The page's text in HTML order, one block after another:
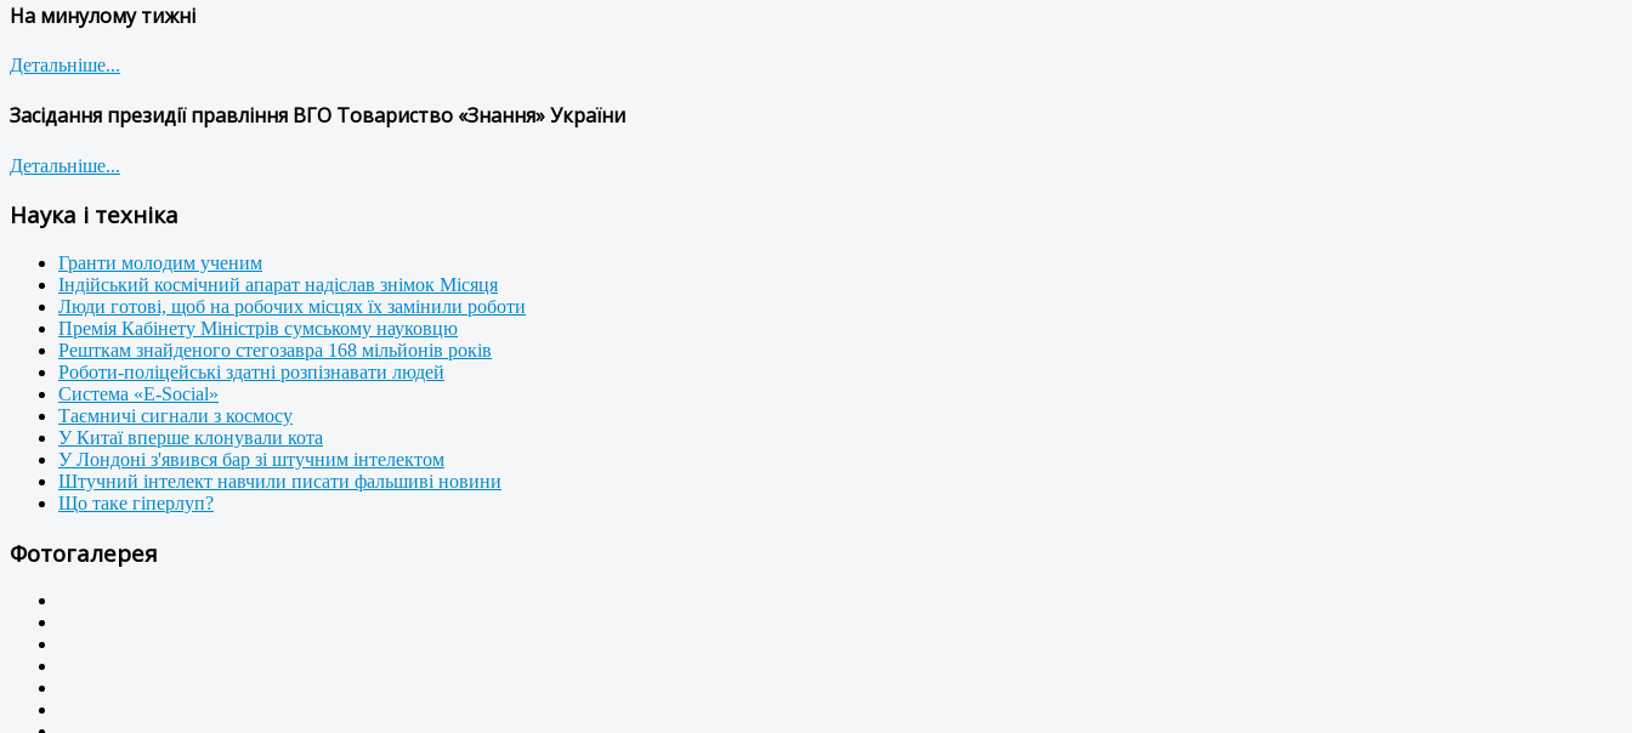
На минулому тижні
Детальніше...
Засідання президії правління ВГО Товариство «Знання» України
Детальніше...
Наука і техніка
Гранти молодим ученим
Індійський космічний апарат надіслав знімок Місяця
Люди готові, щоб на робочих місцях їх замінили роботи
Премія Кабінету Міністрів сумському науковцю
Решткам знайденого стегозавра 168 мільйонів років
Роботи-поліцейські здатні розпізнавати людей
Система «E-Social»
Таємничі сигнали з космосу
У Китаї вперше клонували кота
У Лондоні з'явився бар зі штучним інтелектом
Штучний інтелект навчили писати фальшиві новини
Що таке гіперлуп?
Фотогалерея